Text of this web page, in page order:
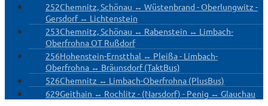
252Chemnitz, Schönau ↔ Wüstenbrand - Oberlungwitz -
Gersdorf ↔ Lichtenstein
253Chemnitz, Schönau ↔ Rabenstein ↔ Limbach-
Oberfrohna OT Rußdorf
256Hohenstein-Ernstthal ↔ Pleißa - Limbach-
Oberfrohna ↔ Bräunsdorf (TaktBus)
526Chemnitz ↔ Limbach-Oberfrohna (PlusBus)
629Geithain ↔ Rochlitz - (Narsdorf) - Penig ↔ Glauchau